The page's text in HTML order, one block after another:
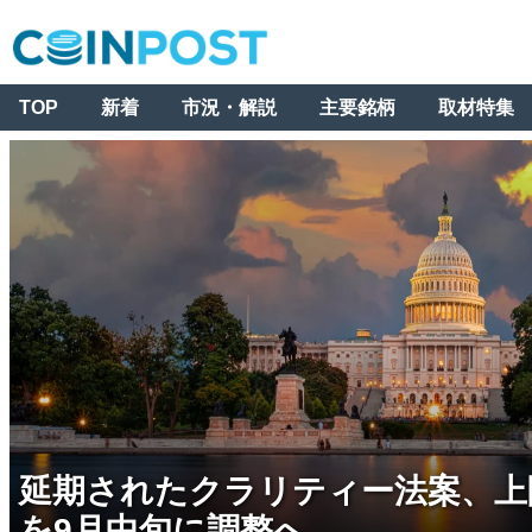
TOP 新着 市況・解説 主要銘柄 取材特集
延期されたクラリティー法案、